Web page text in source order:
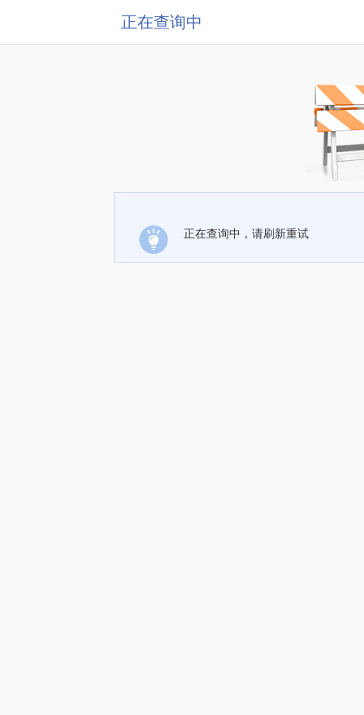
正在查询中
正在查询中，请刷新重试